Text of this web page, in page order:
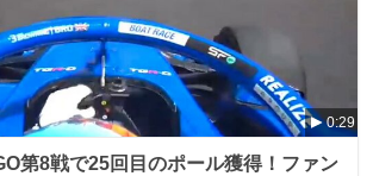
0:29
第8戦で25回目のポール獲得！ファン